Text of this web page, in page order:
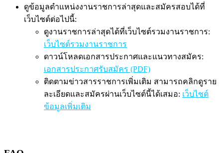
ดูข้อมูลตำแหน่งงานราชการล่าสุดและสมัครสอบได้ที่
เว็บไซต์ต่อไปนี้:
ดูงานราชการล่าสุดได้ที่เว็บไซต์รวมงานราชการ:
เว็บไซต์รวมงานราชการ
ดาวน์โหลดเอกสารประกาศและแนวทางสมัคร:
เอกสารประกาศรับสมัคร (PDF)
ติดตามข่าวสารราชการเพิ่มเติม สามารถคลิกดูราย
ละเอียดและสมัครผ่านเว็บไซต์นี้ได้เสมอ: เว็บไซต์
ข้อมูลเพิ่มเติม